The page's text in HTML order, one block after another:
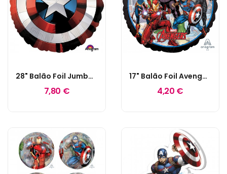
28" Balão Foil Jumbo Escudo Capitão América
7,80 €
17" Balão Foil Avengers Power Unit
4,20 €